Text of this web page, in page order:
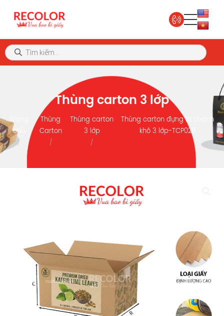
Thùng carton 3 lớp
Trang
chủ
Thùng
Carton
Thùng carton
3 lớp
Thùng carton đựng lá chanh
khô 3 lớp-TCP028